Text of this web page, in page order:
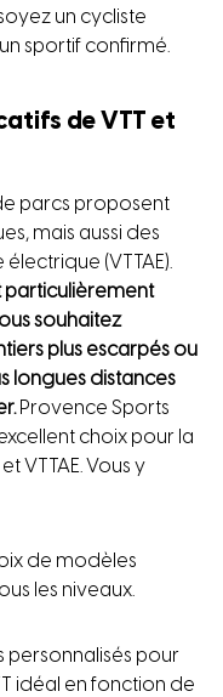
un cycliste
sportif confirmé.
de VTT et
parcs proposent
mais aussi des
électrique (VTTAE).
particulièrement
souhaitez
plus escarpés ou
longues distances
Provence Sports
choix pour la
VTTAE. Vous y
de modèles
les niveaux.
personnalisés pour
idéal en fonction de